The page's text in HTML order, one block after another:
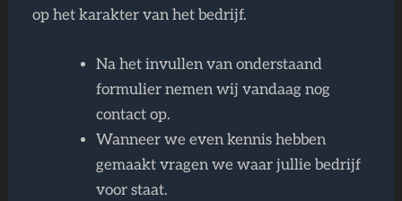
op het karakter van het bedrijf.
Na het invullen van onderstaand
formulier nemen wij vandaag nog
contact op.
Wanneer we even kennis hebben
gemaakt vragen we waar jullie bedrijf
voor staat.